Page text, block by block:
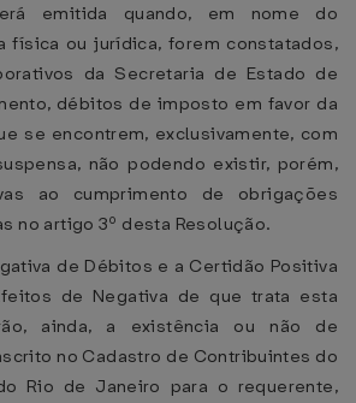
emitida quando, em nome do
física ou jurídica, forem constatados,
da Secretaria de Estado de
débitos de imposto em favor da
se encontrem, exclusivamente, com
não podendo existir, porém,
ao cumprimento de obrigações
no artigo 3º desta Resolução.
de Débitos e a Certidão Positiva
de Negativa de que trata esta
ainda, a existência ou não de
no Cadastro de Contribuintes do
Rio de Janeiro para o requerente,